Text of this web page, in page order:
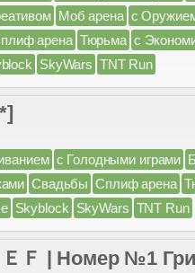
Моб арена с
арена Тюрьма с
SkyWars TNT Run
с Голодными играми
Свадьбы Сплиф арена
Skyblock SkyWars TNT Run
ＥＦ | Номер №1